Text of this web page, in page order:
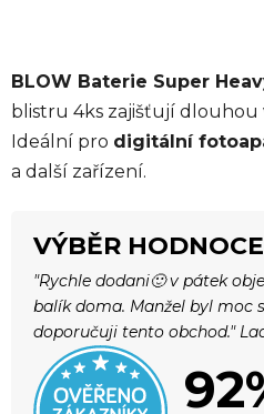
BLOW Baterie Super
blistru 4ks zajišťují dlouhou
Ideální pro digitální
a další zařízení.
VÝBĚR
"Rychle dodani🙂 v pátek
balík doma. Manžel byl moc
doporučuji tento obchod."